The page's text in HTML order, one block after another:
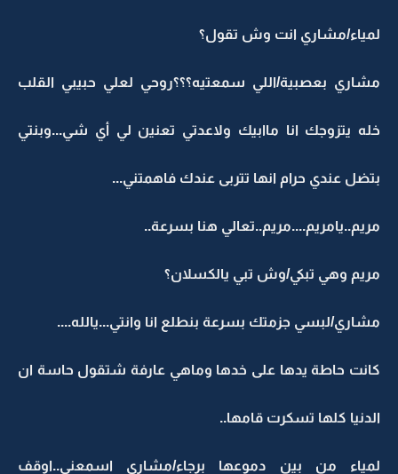
لمياء/مشاري انت وش تقول؟
مشاري بعصبية/اللي سمعتيه؟؟؟روحي لعلي حبيبي القلب
خله يتزوجك انا ماابيك ولاعدتي تعنين لي أي شي...وبنتي
بتضل عندي حرام انها تتربى عندك فاهمتني...
مريم..يامريم....مريم..تعالي هنا بسرعة..
مريم وهي تبكي/وش تبي يالكسلان؟
مشاري/لبسي جزمتك بسرعة بنطلع انا وانتي...يالله....
كانت حاطة يدها على خدها وماهي عارفة شتقول حاسة ان
الدنيا كلها تسكرت قامها..
لمياء من بين دموعها برجاء/مشاري اسمعني..اوقف